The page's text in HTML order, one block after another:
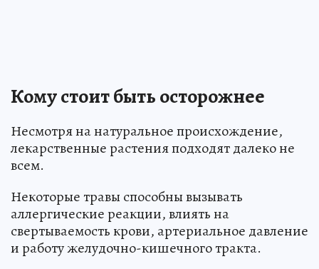
Кому стоит быть осторожнее
Несмотря на натуральное происхождение,
лекарственные растения подходят далеко не
всем.
Некоторые травы способны вызывать
аллергические реакции, влиять на
свертываемость крови, артериальное давление
и работу желудочно-кишечного тракта.